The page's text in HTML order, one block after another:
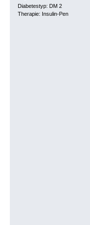
Diabetestyp: DM 2
Therapie: Insulin-Pen